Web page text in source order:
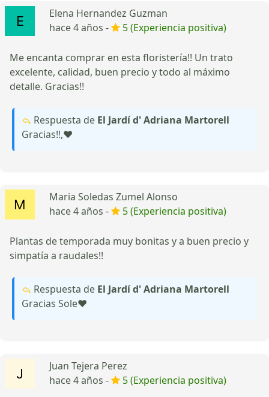
Elena Hernandez Guzman
hace 4 años -
5 (Experiencia positiva)
Me encanta comprar en esta floristería!! Un trato
excelente, calidad, buen precio y todo al máximo
detalle. Gracias!!
Respuesta de El Jardí d' Adriana Martorell
Gracias!!,❤️
Maria Soledas Zumel Alonso
hace 4 años -
5 (Experiencia positiva)
Plantas de temporada muy bonitas y a buen precio y
simpatía a raudales!!
Respuesta de El Jardí d' Adriana Martorell
Gracias Sole❤️
Juan Tejera Perez
hace 4 años -
5 (Experiencia positiva)